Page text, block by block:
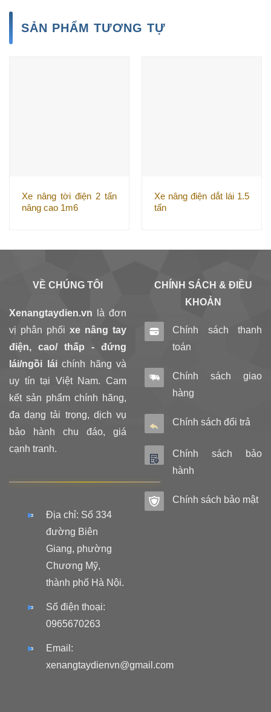
SẢN PHẨM TƯƠNG TỰ
Xe nâng tời điện 2 tấn
nâng cao 1m6
Xe nâng điện dắt lái 1.5
tấn
VỀ CHÚNG TÔI
Xenangtaydien.vn là đơn
vị phân phối xe nâng tay
điện, cao/ thấp - đứng
lái/ngồi láichính hãng và
uy tín tại Việt Nam. Cam
kết sản phẩm chính hãng,
đa dạng tải trọng, dịch vụ
bảo hành chu đáo, giá
cạnh tranh.
Địa chỉ: Số 334
đường Biên
Giang, phường
Chương Mỹ,
thành phố Hà Nội.
Số điện thoại:
0965670263
Email:
xenangtaydienvn@gmail.com
CHÍNH SÁCH & ĐIỀU
KHOẢN
Chính sách thanh
toán
Chính sách giao
hàng
Chính sách đổi trả
Chính sách bảo
hành
Chính sách bảo mật